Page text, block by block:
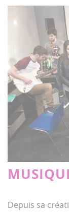
Depuis sa